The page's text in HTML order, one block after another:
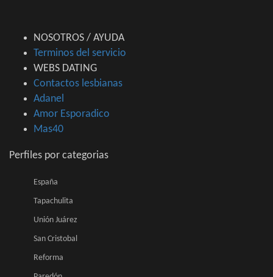
NOSOTROS / AYUDA
Terminos del servicio
WEBS DATING
Contactos lesbianas
Adanel
Amor Esporadico
Mas40
Perfiles por categorias
España
Tapachulita
Unión Juárez
San Cristobal
Reforma